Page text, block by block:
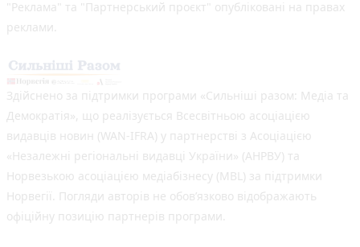
"Реклама" та "Партнерський проєкт" опубліковані на правах
реклами.
Здійснено за підтримки програми «Сильніші разом: Медіа та
Демократія», що реалізується Всесвітньою асоціацією
видавців новин (WAN-IFRA) у партнерстві з Асоціацією
«Незалежні регіональні видавці України» (АНРВУ) та
Норвезькою асоціацією медіабізнесу (MBL) за підтримки
Норвегії. Погляди авторів не обов’язково відображають
офіційну позицію партнерів програми.